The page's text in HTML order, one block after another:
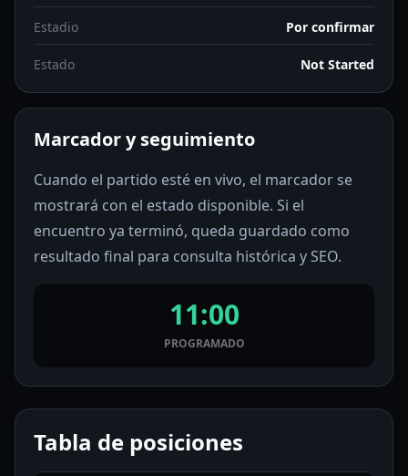
Estadio Por confirmar
Estado Not Started
Marcador y seguimiento
Cuando el partido esté en vivo, el marcador se
mostrará con el estado disponible. Si el
encuentro ya terminó, queda guardado como
resultado final para consulta histórica y SEO.
11:00
PROGRAMADO
Tabla de posiciones